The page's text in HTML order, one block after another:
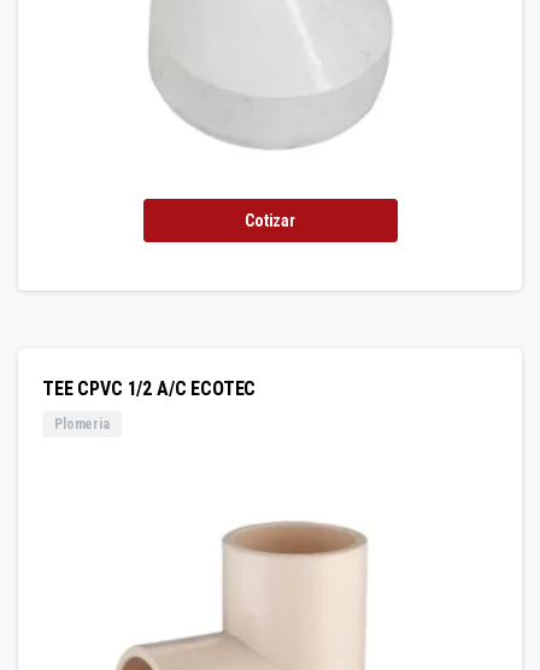
Cotizar
TEE CPVC 1/2 A/C ECOTEC
Plomeria